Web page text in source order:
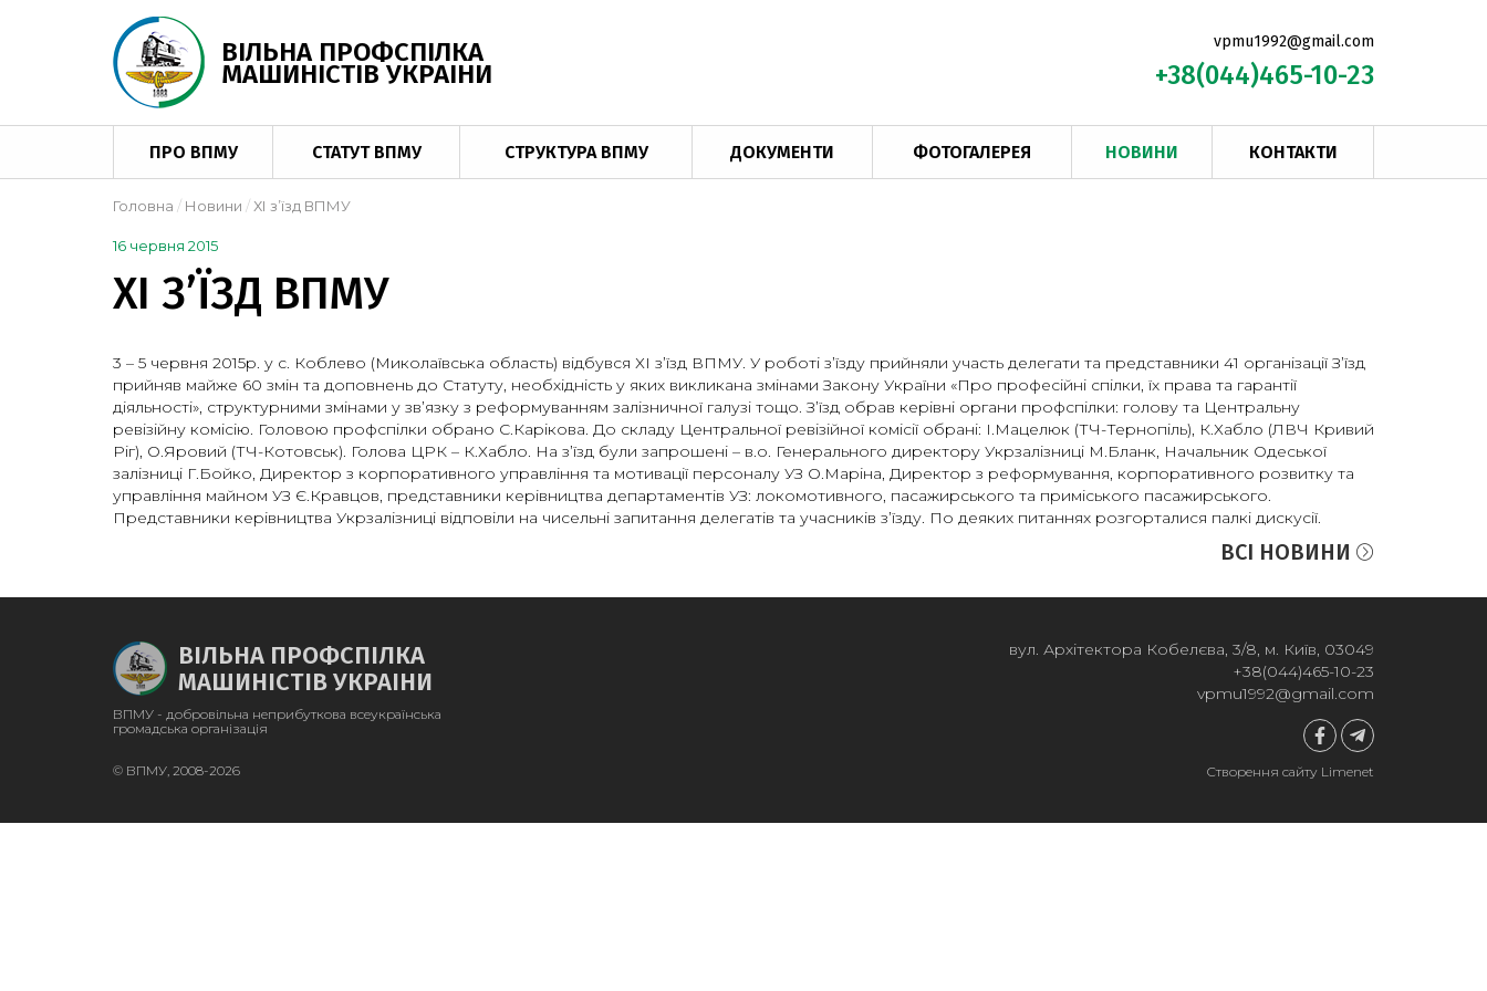
ВІЛЬНА ПРОФСПІЛКА
МАШИНІСТІВ УКРАІНИ
vpmu1992@gmail.com
+38(044)465-10-23
ПРО ВПМУ СТАТУТ ВПМУ СТРУКТУРА ВПМУ ДОКУМЕНТИ ФОТОГАЛЕРЕЯ НОВИНИ КОНТАКТИ
Головна Новини ХІ з’їзд ВПМУ
16 червня 2015
ХІ З’ЇЗД ВПМУ
3 – 5 червня 2015р. у с. Коблево (Миколаївська область) відбувся ХІ з’їзд ВПМУ. У роботі з’їзду прийняли участь делегати та представники 41 організації З’їзд
прийняв майже 60 змін та доповнень до Статуту, необхідність у яких викликана змінами Закону України «Про професійні спілки, їх права та гарантії
діяльності», структурними змінами у зв’язку з реформуванням залізничної галузі тощо. З’їзд обрав керівні органи профспілки: голову та Центральну
ревізійну комісію. Головою профспілки обрано С.Карікова. До складу Центральної ревізійної комісії обрані: І.Мацелюк (ТЧ-Тернопіль), К.Хабло (ЛВЧ Кривий
Ріг), О.Яровий (ТЧ-Котовськ). Голова ЦРК – К.Хабло. На з’їзд були запрошені – в.о. Генерального директору Укрзалізниці М.Бланк, Начальник Одеської
залізниці Г.Бойко, Директор з корпоративного управління та мотивації персоналу УЗ О.Маріна, Директор з реформування, корпоративного розвитку та
управління майном УЗ Є.Кравцов, представники керівництва департаментів УЗ: локомотивного, пасажирського та приміського пасажирського.
Представники керівництва Укрзалізниці відповіли на чисельні запитання делегатів та учасників з’їзду. По деяких питаннях розгорталися палкі дискусії.
ВСІ НОВИНИ
ВІЛЬНА ПРОФСПІЛКА
МАШИНІСТІВ УКРАІНИ
ВПМУ - добровільна неприбуткова всеукраїнська
громадська організація
вул. Архітектора Кобелєва, 3/8, м. Київ, 03049
+38(044)465-10-23
vpmu1992@gmail.com
© ВПМУ, 2008-2026 Створення сайту Limenet